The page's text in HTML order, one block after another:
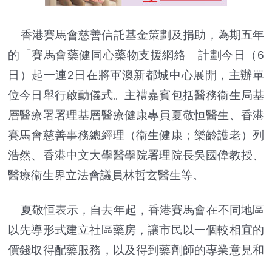
香港賽馬會慈善信託基金策劃及捐助，為期五年
的「賽馬會藥健同心藥物支援網絡」計劃今日（6
日）起一連2日在將軍澳新都城中心展開，主辦單
位今日舉行啟動儀式。主禮嘉賓包括醫務衞生局基
層醫療署署理基層醫療健康專員夏敬恒醫生、香港
賽馬會慈善事務總經理（衞生健康；樂齡護老）列
浩然、香港中文大學醫學院署理院長吳國偉教授、
醫療衞生界立法會議員林哲玄醫生等。
夏敬恒表示，自去年起，香港賽馬會在不同地區
以先導形式建立社區藥房，讓市民以一個較相宜的
價錢取得配藥服務，以及得到藥劑師的專業意見和